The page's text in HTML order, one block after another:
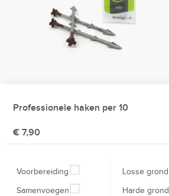
Professionele haken per 10
€ 7,90
Voorbereiding
Samenvoegen
Losse grond
Harde grond